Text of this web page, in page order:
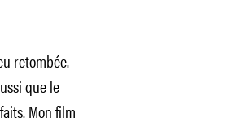
retombée.
que le
Mon film